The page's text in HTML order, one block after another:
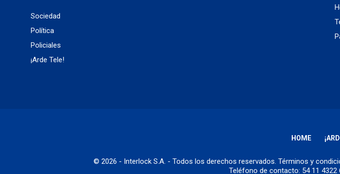
Sociedad
Política
Policiales
¡Arde Tele!
HOME
© 2026 - Interlock S.A. - Todos los derechos reservados. Términos y
Teléfono de contacto: 54 11